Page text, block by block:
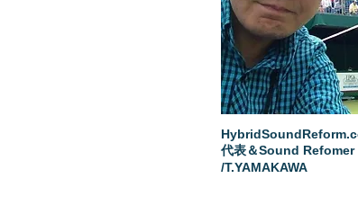
代表＆Sound Refomer
/T.YAMAKAWA